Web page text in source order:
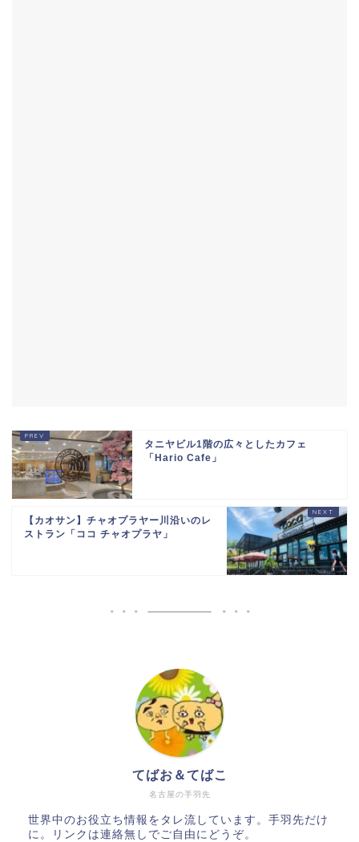
タニヤビル1階の広々としたカフェ
「Hario Cafe」
【カオサン】チャオプラヤー川沿いのレ
ストラン「ココ チャオプラヤ」
名古屋の手羽先
てばお＆てばこ
世界中のお役立ち情報をタレ流しています。手羽先だけ
に。リンクは連絡無しでご自由にどうぞ。